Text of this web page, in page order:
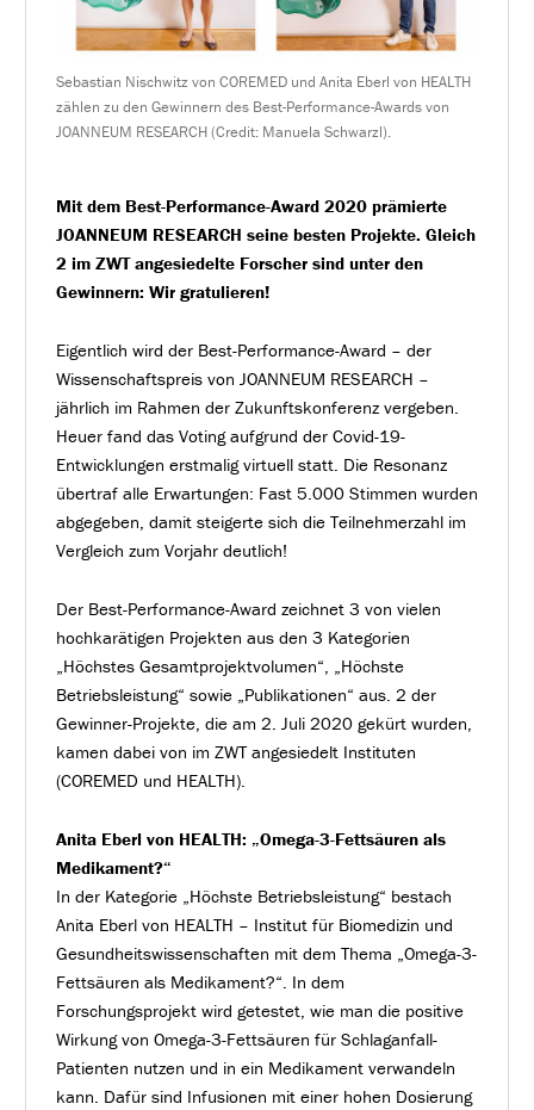
Sebastian Nischwitz von COREMED und Anita Eberl von HEALTH
zählen zu den Gewinnern des Best-Performance-Awards von
JOANNEUM RESEARCH (Credit: Manuela Schwarzl).
Mit dem Best-Performance-Award 2020 prämierte
JOANNEUM RESEARCH seine besten Projekte. Gleich
2 im ZWT angesiedelte Forscher sind unter den
Gewinnern: Wir gratulieren!
Eigentlich wird der Best-Performance-Award – der
Wissenschaftspreis von JOANNEUM RESEARCH –
jährlich im Rahmen der Zukunftskonferenz vergeben.
Heuer fand das Voting aufgrund der Covid-19-
Entwicklungen erstmalig virtuell statt. Die Resonanz
übertraf alle Erwartungen: Fast 5.000 Stimmen wurden
abgegeben, damit steigerte sich die Teilnehmerzahl im
Vergleich zum Vorjahr deutlich!
Der Best-Performance-Award zeichnet 3 von vielen
hochkarätigen Projekten aus den 3 Kategorien
„Höchstes Gesamtprojektvolumen“, „Höchste
Betriebsleistung“ sowie „Publikationen“ aus. 2 der
Gewinner-Projekte, die am 2. Juli 2020 gekürt wurden,
kamen dabei von im ZWT angesiedelt Instituten
(COREMED und HEALTH).
Anita Eberl von HEALTH: „Omega-3-Fettsäuren als
Medikament?“
In der Kategorie „Höchste Betriebsleistung“ bestach
Anita Eberl von HEALTH – Institut für Biomedizin und
Gesundheitswissenschaften mit dem Thema „Omega-3-
Fettsäuren als Medikament?“. In dem
Forschungsprojekt wird getestet, wie man die positive
Wirkung von Omega-3-Fettsäuren für Schlaganfall-
Patienten nutzen und in ein Medikament verwandeln
kann. Dafür sind Infusionen mit einer hohen Dosierung